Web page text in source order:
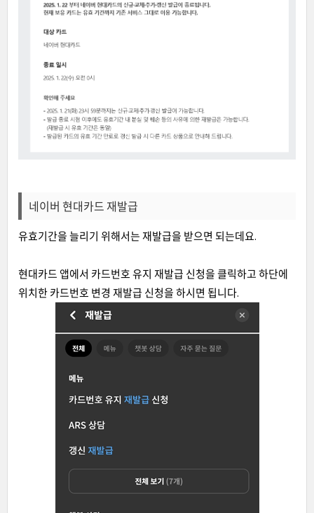
네이버 현대카드 재발급
유효기간을 늘리기 위해서는 재발급을 받으면 되는데요.
현대카드 앱에서 카드번호 유지 재발급 신청을 클릭하고 하단에
위치한 카드번호 변경 재발급 신청을 하시면 됩니다.